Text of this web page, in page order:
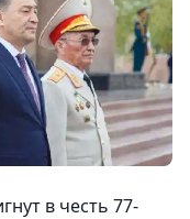
в честь 77-